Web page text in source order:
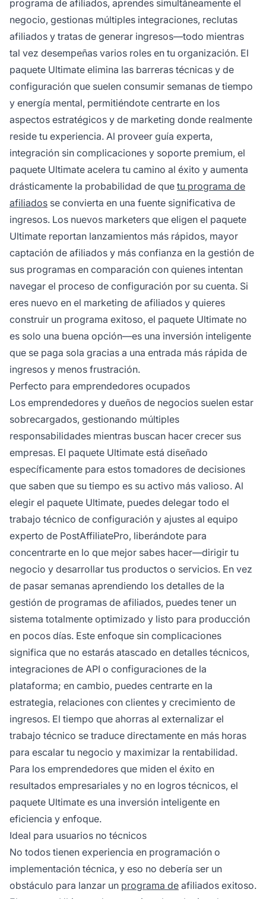
programa de afiliados, aprendes simultáneamente el
negocio, gestionas múltiples integraciones, reclutas
afiliados y tratas de generar ingresos—todo mientras
tal vez desempeñas varios roles en tu organización. El
paquete Ultimate elimina las barreras técnicas y de
configuración que suelen consumir semanas de tiempo
y energía mental, permitiéndote centrarte en los
aspectos estratégicos y de marketing donde realmente
reside tu experiencia. Al proveer guía experta,
integración sin complicaciones y soporte premium, el
paquete Ultimate acelera tu camino al éxito y aumenta
drásticamente la probabilidad de que tu programa de
afiliados se convierta en una fuente significativa de
ingresos. Los nuevos marketers que eligen el paquete
Ultimate reportan lanzamientos más rápidos, mayor
captación de afiliados y más confianza en la gestión de
sus programas en comparación con quienes intentan
navegar el proceso de configuración por su cuenta. Si
eres nuevo en el marketing de afiliados y quieres
construir un programa exitoso, el paquete Ultimate no
es solo una buena opción—es una inversión inteligente
que se paga sola gracias a una entrada más rápida de
ingresos y menos frustración.
Perfecto para emprendedores ocupados
Los emprendedores y dueños de negocios suelen estar
sobrecargados, gestionando múltiples
responsabilidades mientras buscan hacer crecer sus
empresas. El paquete Ultimate está diseñado
específicamente para estos tomadores de decisiones
que saben que su tiempo es su activo más valioso. Al
elegir el paquete Ultimate, puedes delegar todo el
trabajo técnico de configuración y ajustes al equipo
experto de PostAffiliatePro, liberándote para
concentrarte en lo que mejor sabes hacer—dirigir tu
negocio y desarrollar tus productos o servicios. En vez
de pasar semanas aprendiendo los detalles de la
gestión de programas de afiliados, puedes tener un
sistema totalmente optimizado y listo para producción
en pocos días. Este enfoque sin complicaciones
significa que no estarás atascado en detalles técnicos,
integraciones de API o configuraciones de la
plataforma; en cambio, puedes centrarte en la
estrategia, relaciones con clientes y crecimiento de
ingresos. El tiempo que ahorras al externalizar el
trabajo técnico se traduce directamente en más horas
para escalar tu negocio y maximizar la rentabilidad.
Para los emprendedores que miden el éxito en
resultados empresariales y no en logros técnicos, el
paquete Ultimate es una inversión inteligente en
eficiencia y enfoque.
Ideal para usuarios no técnicos
No todos tienen experiencia en programación o
implementación técnica, y eso no debería ser un
obstáculo para lanzar un programa de afiliados exitoso.